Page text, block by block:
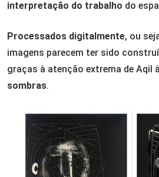
interpretação do trabalho do
Processados digitalmente, ou
imagens parecem ter sido
graças à atenção extrema de Aqil
sombras.